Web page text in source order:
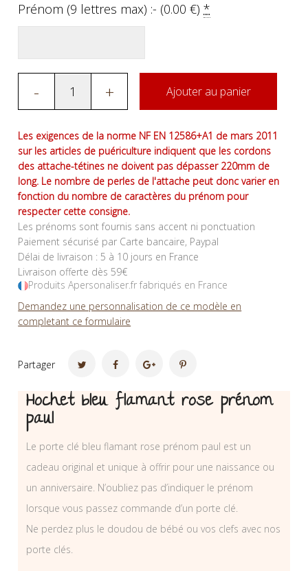
Prénom (9 lettres max) :- (0.00€)*
- + Ajouter au panier
Les exigences de la norme NF EN 12586+A1 de mars 2011
sur les articles de puériculture indiquent que les cordons
des attache-tétines ne doivent pas dépasser 220mm de
long. Le nombre de perles de l'attache peut donc varier en
fonction du nombre de caractères du prénom pour
respecter cette consigne.
Les prénoms sont fournis sans accent ni ponctuation
Paiement sécurisé par Carte bancaire, Paypal
Délai de livraison : 5 à 10 jours en France
Livraison offerte dès 59€
Produits Apersonaliser.fr fabriqués en France
Demandez une personnalisation de ce modèle en
completant ce formulaire
Partager
Hochet bleu flamant rose prénom
paul
Le porte clé bleu flamant rose prénom paul est un
cadeau original et unique à offrir pour une naissance ou
un anniversaire. N’oubliez pas d’indiquer le prénom
lorsque vous passez commande d’un porte clé.
Ne perdez plus le doudou de bébé ou vos clefs avec nos
porte clés.